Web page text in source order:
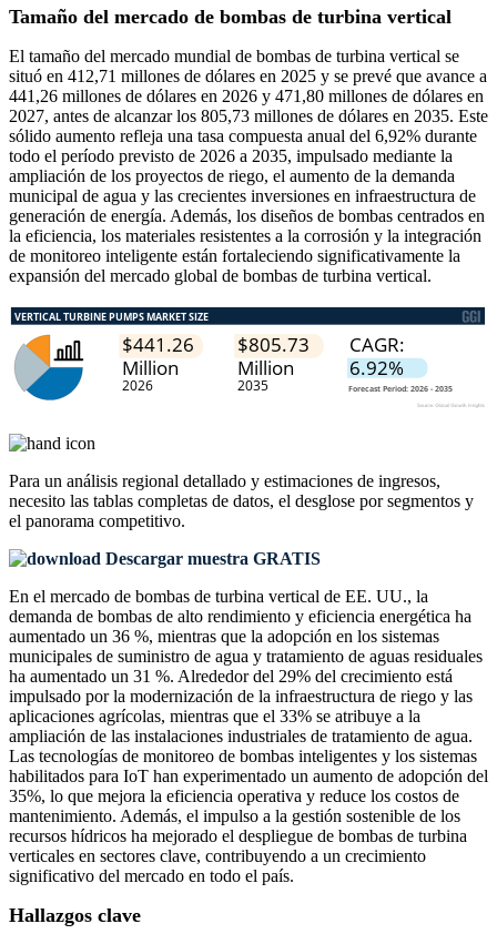
Tamaño del mercado de bombas de turbina vertical
El tamaño del mercado mundial de bombas de turbina vertical se
situó en 412,71 millones de dólares en 2025 y se prevé que avance a
441,26 millones de dólares en 2026 y 471,80 millones de dólares en
2027, antes de alcanzar los 805,73 millones de dólares en 2035. Este
sólido aumento refleja una tasa compuesta anual del 6,92% durante
todo el período previsto de 2026 a 2035, impulsado mediante la
ampliación de los proyectos de riego, el aumento de la demanda
municipal de agua y las crecientes inversiones en infraestructura de
generación de energía. Además, los diseños de bombas centrados en
la eficiencia, los materiales resistentes a la corrosión y la integración
de monitoreo inteligente están fortaleciendo significativamente la
expansión del mercado global de bombas de turbina vertical.
Para un análisis regional detallado y estimaciones de ingresos,
necesito las tablas completas de datos, el desglose por segmentos y
el panorama competitivo.
Descargar muestra GRATIS
En el mercado de bombas de turbina vertical de EE. UU., la
demanda de bombas de alto rendimiento y eficiencia energética ha
aumentado un 36 %, mientras que la adopción en los sistemas
municipales de suministro de agua y tratamiento de aguas residuales
ha aumentado un 31 %. Alrededor del 29% del crecimiento está
impulsado por la modernización de la infraestructura de riego y las
aplicaciones agrícolas, mientras que el 33% se atribuye a la
ampliación de las instalaciones industriales de tratamiento de agua.
Las tecnologías de monitoreo de bombas inteligentes y los sistemas
habilitados para IoT han experimentado un aumento de adopción del
35%, lo que mejora la eficiencia operativa y reduce los costos de
mantenimiento. Además, el impulso a la gestión sostenible de los
recursos hídricos ha mejorado el despliegue de bombas de turbina
verticales en sectores clave, contribuyendo a un crecimiento
significativo del mercado en todo el país.
Hallazgos clave